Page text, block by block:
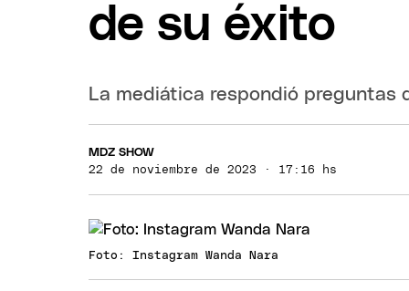
de su éxito
La mediática respondió preguntas
MDZ SHOW
22 de noviembre de 2023 · 17:16 hs
Foto: Instagram Wanda Nara